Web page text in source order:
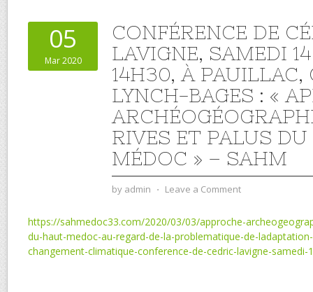
05
Mar 2020
CONFÉRENCE DE
LAVIGNE, SAMEDI
14H30, À PAUILLAC,
LYNCH-BAGES : «
RIVES ET PALUS
MÉDOC » – SAHM
by admin ⋅ Leave a Comment
https://sahmedoc33.com/2020/03/03/approche-
du-haut-medoc-au-regard-de-la-problematique-de-
changement-climatique-conference-de-cedric-lavigne-samedi-